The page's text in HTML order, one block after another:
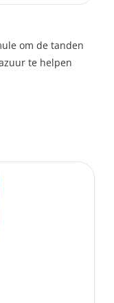
om de tanden
te helpen